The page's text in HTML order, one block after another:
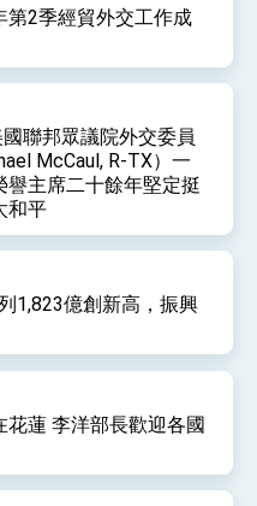
第2季經貿外交工作成
聯邦眾議院外交委員
McCaul, R-TX）一
主席二十餘年堅定挺
和平
1,823億創新高，振興
蓮 李洋部長歡迎各國